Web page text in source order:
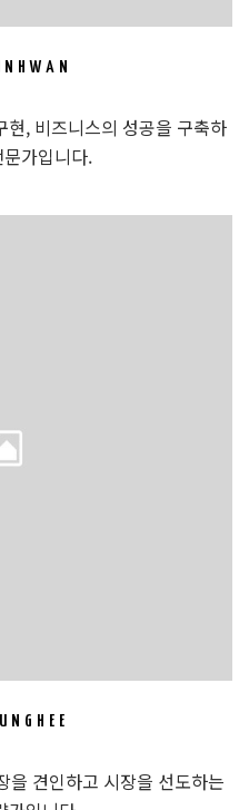
, 비즈니스의 성공을 구축하
가입니다.
을 견인하고 시장을 선도하는